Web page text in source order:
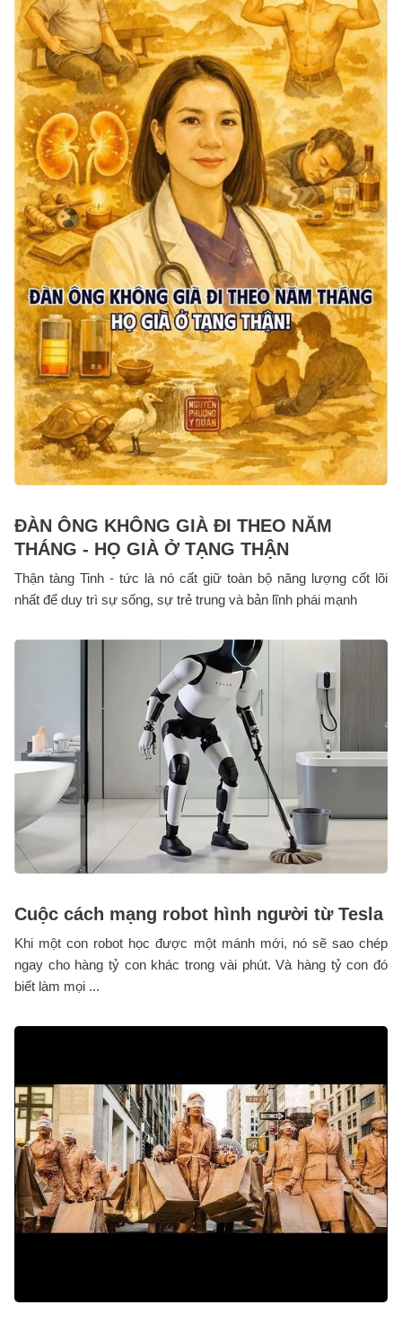
ĐÀN ÔNG KHÔNG GIÀ ĐI THEO NĂM
THÁNG - HỌ GIÀ Ở TẠNG THẬN
Thận tàng Tinh - tức là nó cất giữ toàn bộ năng lượng cốt lõi
nhất để duy trì sự sống, sự trẻ trung và bản lĩnh phái mạnh
Cuộc cách mạng robot hình người từ Tesla
Khi một con robot học được một mánh mới, nó sẽ sao chép
ngay cho hàng tỷ con khác trong vài phút. Và hàng tỷ con đó
biết làm mọi ...